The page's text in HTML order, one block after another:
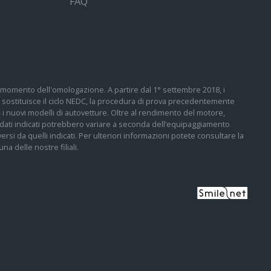
dell'omologazione. A partire dal 1° settembre 2018, i
il ciclo NEDC, la procedura di prova precedentemente
nuovi modelli di autovetture. Oltre al rendimento del motore,
indicati potrebbero variare a seconda dell’equipaggiamento
da quelli indicati. Per ulteriori informazioni potete consultare la
delle nostre filiali.